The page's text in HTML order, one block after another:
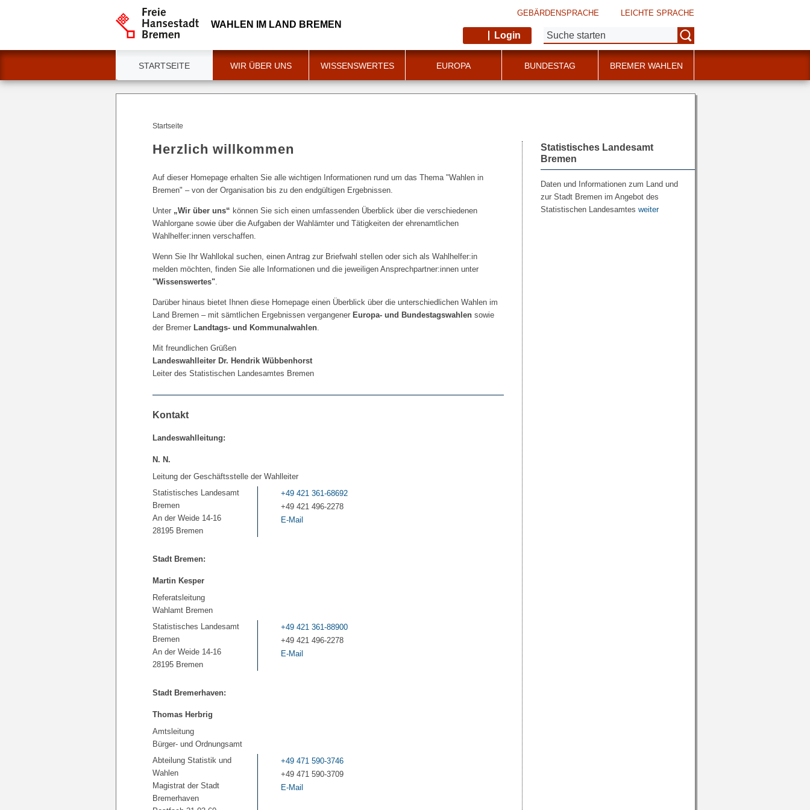
WAHLEN IM LAND BREMEN
GEBÄRDENSPRACHE LEICHTE SPRACHE
Login Suche:
STARTSEITE WIR ÜBER UNS WISSENSWERTES EUROPA BUNDESTAG BREMER WAHLEN
Startseite
Herzlich willkommen
Auf dieser Homepage erhalten Sie alle wichtigen Informationen rund um das Thema "Wahlen in
Bremen" – von der Organisation bis zu den endgültigen Ergebnissen.
Unter „Wir über uns“ können Sie sich einen umfassenden Überblick über die verschiedenen
Wahlorgane sowie über die Aufgaben der Wahlämter und Tätigkeiten der ehrenamtlichen
Wahlhelfer:innen verschaffen.
Wenn Sie Ihr Wahllokal suchen, einen Antrag zur Briefwahl stellen oder sich als Wahlhelfer:in
melden möchten, finden Sie alle Informationen und die jeweiligen Ansprechpartner:innen unter
"Wissenswertes".
Darüber hinaus bietet Ihnen diese Homepage einen Überblick über die unterschiedlichen Wahlen im
Land Bremen – mit sämtlichen Ergebnissen vergangener Europa- und Bundestagswahlen sowie
der Bremer Landtags- und Kommunalwahlen.
Mit freundlichen Grüßen
Landeswahlleiter Dr. Hendrik Wübbenhorst
Leiter des Statistischen Landesamtes Bremen
Kontakt
Landeswahlleitung:
N. N.
Leitung der Geschäftsstelle der Wahlleiter
Statistisches Landesamt
Bremen
An der Weide 14-16
28195 Bremen
+49 421 361-68692
+49 421 496-2278
E-Mail
Stadt Bremen:
Martin Kesper
Referatsleitung
Wahlamt Bremen
Statistisches Landesamt
Bremen
An der Weide 14-16
28195 Bremen
+49 421 361-88900
+49 421 496-2278
E-Mail
Stadt Bremerhaven:
Thomas Herbrig
Amtsleitung
Bürger- und Ordnungsamt
Abteilung Statistik und
Wahlen
Magistrat der Stadt
Bremerhaven
+49 471 590-3746
+49 471 590-3709
E-Mail
Statistisches Landesamt
Bremen
Daten und Informationen zum Land und
zur Stadt Bremen im Angebot des
Statistischen Landesamtes weiter